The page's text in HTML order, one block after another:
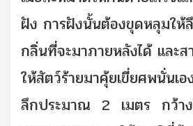
ฝัง การฝังนั้นต้องขุดหลุมให้
กลิ่นที่จะมาภายหลังได้ และ
ให้สัตว์ร้ายมาคุ้ยเขี่ยศพนั่นเ
ลึกประมาณ 2 เมตร กว้าง